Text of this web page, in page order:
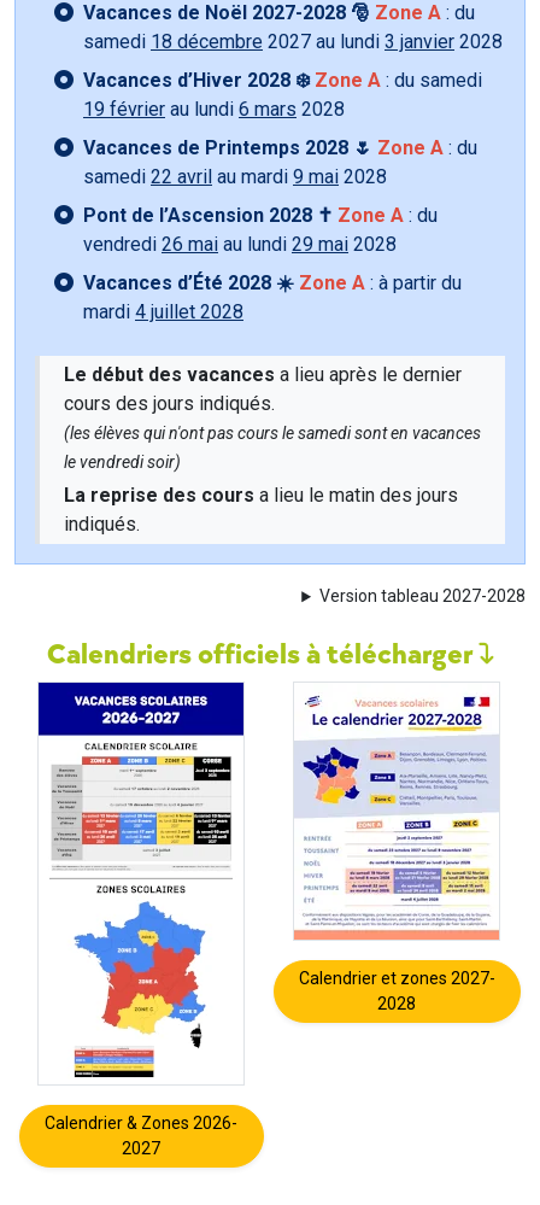
Vacances de Noël 2027-2028 🎅 Zone A : du
samedi 18 décembre 2027 au lundi 3 janvier 2028
Vacances d’Hiver 2028 ❄️ Zone A : du samedi
19 février au lundi 6 mars 2028
Vacances de Printemps 2028 🌷 Zone A : du
samedi 22 avril au mardi 9 mai 2028
Pont de l’Ascension 2028 ✝️ Zone A : du
vendredi 26 mai au lundi 29 mai 2028
Vacances d’Été 2028 ☀️ Zone A : à partir du
mardi 4 juillet 2028
Le début des vacances a lieu après le dernier
cours des jours indiqués.
(les élèves qui n'ont pas cours le samedi sont en vacances
le vendredi soir)
La reprise des cours a lieu le matin des jours
indiqués.
Version tableau 2027-2028
Calendriers officiels à télécharger
Calendrier & Zones 2026-
2027
Calendrier et zones 2027-
2028